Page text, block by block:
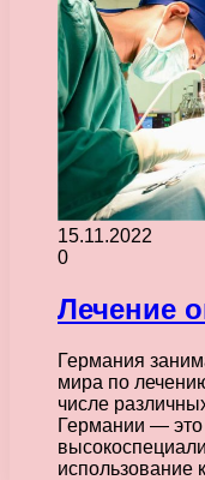
15.11.2022
0
Лечение
Германия
мира по
числе
Германии —
использование